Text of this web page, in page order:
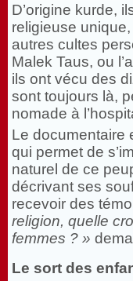
D’origine kurde,
religieuse
autres cultes
Malek Taus, ou
ils ont vécu des
sont toujours là,
nomade à
Le documentaire
qui permet de
naturel de ce
décrivant ses
recevoir des
religion, quelle
femmes ? »
Le sort des